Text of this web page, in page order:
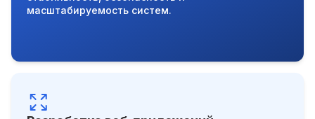
масштабируемость систем.